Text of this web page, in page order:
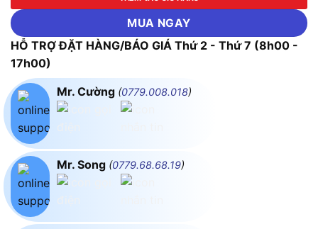
MUA NGAY
HỖ TRỢ ĐẶT HÀNG/BÁO GIÁ Thứ 2 - Thứ 7 (8h00 -
17h00)
Mr. Cường (0779.008.018)
Mr. Song (0779.68.68.19)